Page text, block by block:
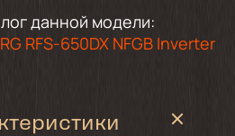
данной модели:
RFS-650DX NFGB Inverter